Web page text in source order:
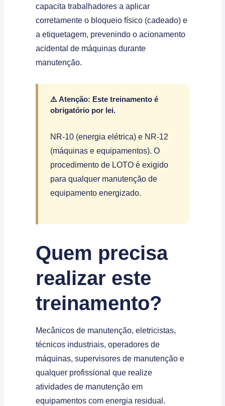
capacita trabalhadores a aplicar
corretamente o bloqueio físico (cadeado) e
a etiquetagem, prevenindo o acionamento
acidental de máquinas durante
manutenção.
⚠️ Atenção: Este treinamento é
obrigatório por lei.
NR-10 (energia elétrica) e NR-12
(máquinas e equipamentos). O
procedimento de LOTO é exigido
para qualquer manutenção de
equipamento energizado.
Quem precisa
realizar este
treinamento?
Mecânicos de manutenção, eletricistas,
técnicos industriais, operadores de
máquinas, supervisores de manutenção e
qualquer profissional que realize
atividades de manutenção em
equipamentos com energia residual.